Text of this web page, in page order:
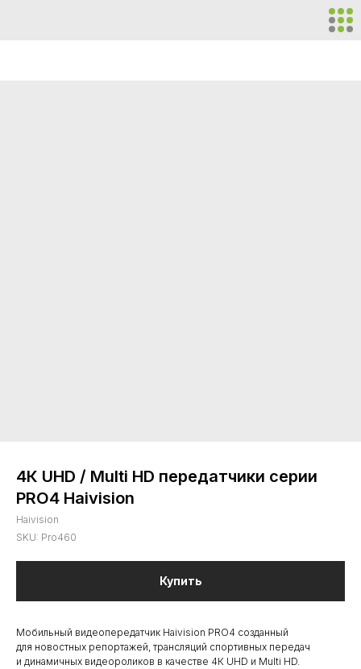
4К UHD / Multi HD передатчики серии
PRO4 Haivision
Haivision
SKU: Pro460
Купить
Мобильный видеопередатчик Haivision PRO4 созданный
для новостных репортажей, трансляций спортивных передач
и динамичных видеороликов в качестве 4К UHD и Multi HD.